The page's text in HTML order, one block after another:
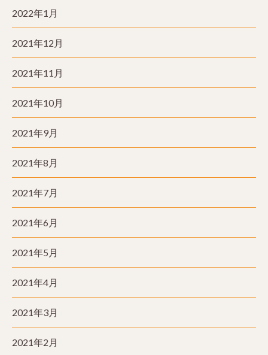
2022年1月
2021年12月
2021年11月
2021年10月
2021年9月
2021年8月
2021年7月
2021年6月
2021年5月
2021年4月
2021年3月
2021年2月